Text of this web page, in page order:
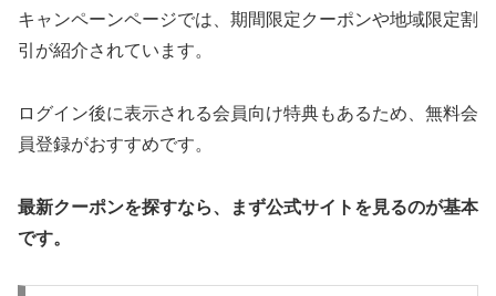
キャンペーンページでは、期間限定クーポンや地域限定割
引が紹介されています。
ログイン後に表示される会員向け特典もあるため、無料会
員登録がおすすめです。
最新クーポンを探すなら、まず公式サイトを見るのが基本
です。